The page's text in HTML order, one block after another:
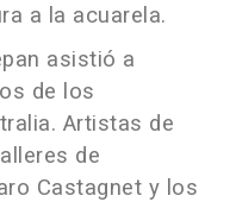
a la acuarela.
asistió a
de los
Artistas de
de
Castagnet y los